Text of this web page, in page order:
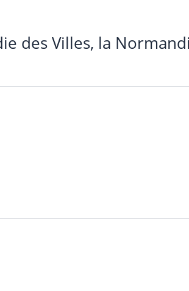
des Villes, la